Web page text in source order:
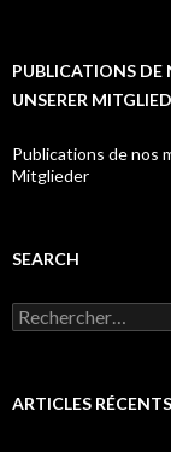
PUBLICATIONS DE
UNSERER
Publications de nos
Mitglieder
SEARCH
R
e
e
ARTICLES RÉCENTS